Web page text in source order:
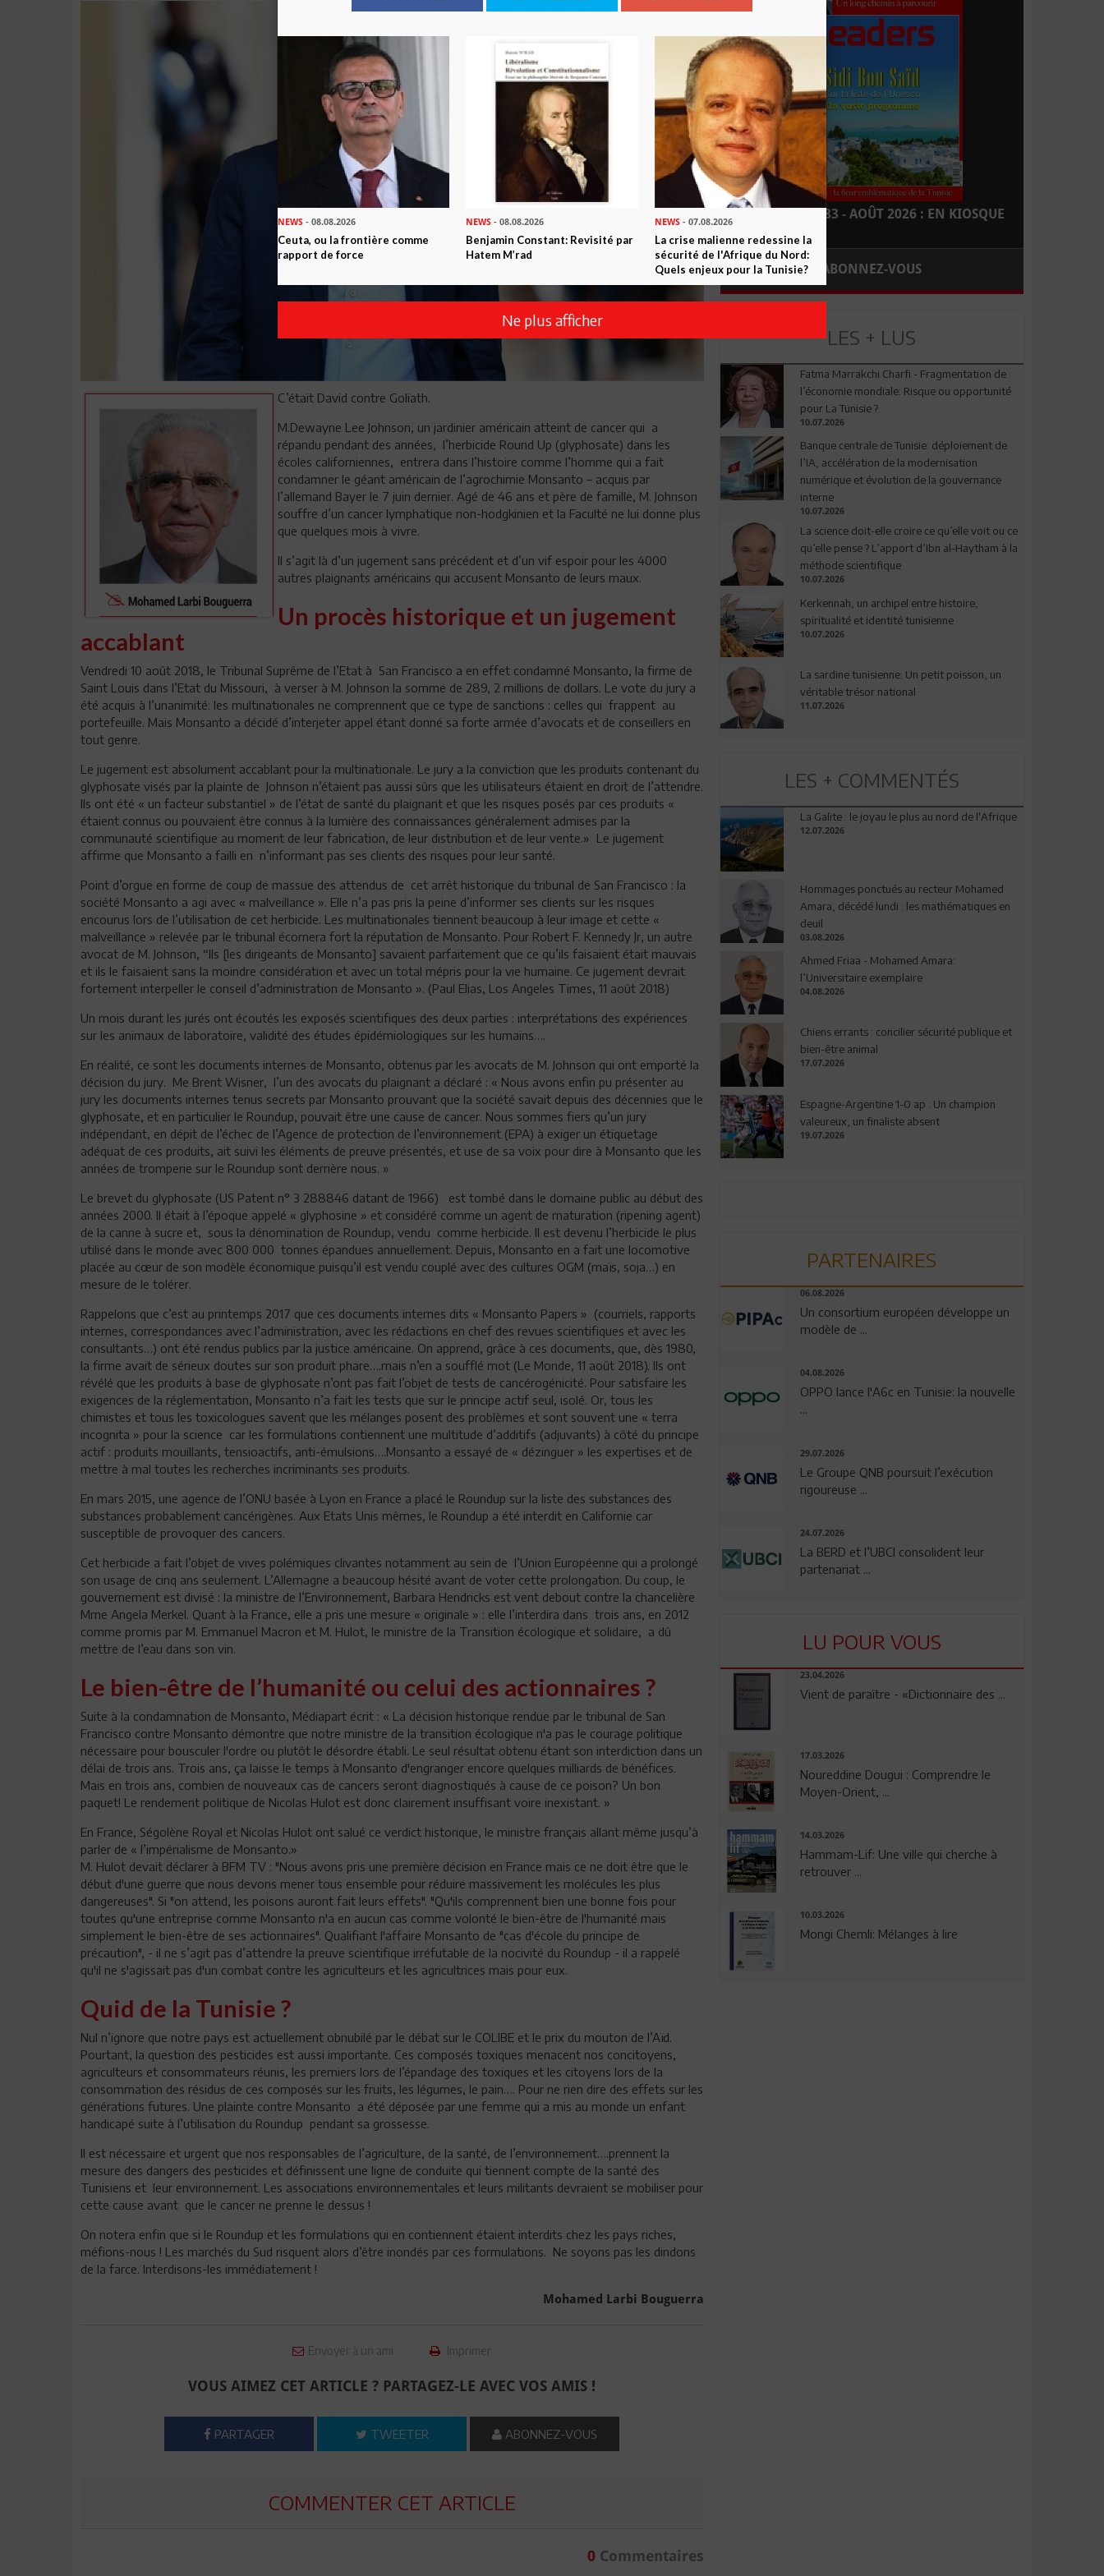
C’était David contre Goliath.
M.Dewayne Lee Johnson, un jardinier américain atteint de cancer qui a
répandu pendant des années, l’herbicide Round Up (glyphosate) dans les
écoles californiennes, entrera dans l’histoire comme l’homme qui a fait
condamner le géant américain de l’agrochimie Monsanto – acquis par
l’allemand Bayer le 7 juin dernier. Agé de 46 ans et père de famille, M. Johnson
souffre d’un cancer lymphatique non-hodgkinien et la Faculté ne lui donne plus
que quelques mois à vivre.
Il s’agit là d’un jugement sans précédent et d’un vif espoir pour les 4000
autres plaignants américains qui accusent Monsanto de leurs maux.
Un procès historique et un jugement
accablant
Vendredi 10 août 2018, le Tribunal Suprême de l’Etat à San Francisco a en effet condamné Monsanto, la firme de
Saint Louis dans l’Etat du Missouri, à verser à M. Johnson la somme de 289, 2 millions de dollars. Le vote du jury a
été acquis à l’unanimité: les multinationales ne comprennent que ce type de sanctions : celles qui frappent au
portefeuille. Mais Monsanto a décidé d’interjeter appel étant donné sa forte armée d’avocats et de conseillers en
tout genre.
Le jugement est absolument accablant pour la multinationale. Le jury a la conviction que les produits contenant du
glyphosate visés par la plainte de Johnson n’étaient pas aussi sûrs que les utilisateurs étaient en droit de l’attendre.
Ils ont été « un facteur substantiel » de l’état de santé du plaignant et que les risques posés par ces produits «
étaient connus ou pouvaient être connus à la lumière des connaissances généralement admises par la
communauté scientifique au moment de leur fabrication, de leur distribution et de leur vente.» Le jugement
affirme que Monsanto a failli en n’informant pas ses clients des risques pour leur santé.
Point d’orgue en forme de coup de massue des attendus de cet arrêt historique du tribunal de San Francisco : la
société Monsanto a agi avec « malveillance ». Elle n’a pas pris la peine d’informer ses clients sur les risques
encourus lors de l’utilisation de cet herbicide. Les multinationales tiennent beaucoup à leur image et cette «
malveillance » relevée par le tribunal écornera fort la réputation de Monsanto. Pour Robert F. Kennedy Jr, un autre
avocat de M. Johnson, “Ils [les dirigeants de Monsanto] savaient parfaitement que ce qu’ils faisaient était mauvais
et ils le faisaient sans la moindre considération et avec un total mépris pour la vie humaine. Ce jugement devrait
fortement interpeller le conseil d’administration de Monsanto ». (Paul Elias, Los Angeles Times, 11 août 2018)
Un mois durant les jurés ont écoutés les exposés scientifiques des deux parties : interprétations des expériences
sur les animaux de laboratoire, validité des études épidémiologiques sur les humains….
En réalité, ce sont les documents internes de Monsanto, obtenus par les avocats de M. Johnson qui ont emporté la
décision du jury. Me Brent Wisner, l’un des avocats du plaignant a déclaré : « Nous avons enfin pu présenter au
jury les documents internes tenus secrets par Monsanto prouvant que la société savait depuis des décennies que le
glyphosate, et en particulier le Roundup, pouvait être une cause de cancer. Nous sommes fiers qu’un jury
indépendant, en dépit de l’échec de l’Agence de protection de l’environnement (EPA) à exiger un étiquetage
adéquat de ces produits, ait suivi les éléments de preuve présentés, et use de sa voix pour dire à Monsanto que les
années de tromperie sur le Roundup sont derrière nous. »
Le brevet du glyphosate (US Patent n° 3 288846 datant de 1966) est tombé dans le domaine public au début des
années 2000. Il était à l’époque appelé « glyphosine » et considéré comme un agent de maturation (ripening agent)
de la canne à sucre et, sous la dénomination de Roundup, vendu comme herbicide. Il est devenu l’herbicide le plus
utilisé dans le monde avec 800 000 tonnes épandues annuellement. Depuis, Monsanto en a fait une locomotive
placée au cœur de son modèle économique puisqu’il est vendu couplé avec des cultures OGM (maïs, soja…) en
mesure de le tolérer.
Rappelons que c’est au printemps 2017 que ces documents internes dits « Monsanto Papers » (courriels, rapports
internes, correspondances avec l’administration, avec les rédactions en chef des revues scientifiques et avec les
consultants…) ont été rendus publics par la justice américaine. On apprend, grâce à ces documents, que, dès 1980,
la firme avait de sérieux doutes sur son produit phare….mais n’en a soufflé mot (Le Monde, 11 août 2018). Ils ont
révélé que les produits à base de glyphosate n’ont pas fait l’objet de tests de cancérogénicité. Pour satisfaire les
exigences de la réglementation, Monsanto n’a fait les tests que sur le principe actif seul, isolé. Or, tous les
chimistes et tous les toxicologues savent que les mélanges posent des problèmes et sont souvent une « terra
incognita » pour la science car les formulations contiennent une multitude d’additifs (adjuvants) à côté du principe
actif : produits mouillants, tensioactifs, anti-émulsions….Monsanto a essayé de « dézinguer » les expertises et de
mettre à mal toutes les recherches incriminants ses produits.
En mars 2015, une agence de l’ONU basée à Lyon en France a placé le Roundup sur la liste des substances des
substances probablement cancérigènes. Aux Etats Unis mêmes, le Roundup a été interdit en Californie car
susceptible de provoquer des cancers.
Cet herbicide a fait l’objet de vives polémiques clivantes notamment au sein de l’Union Européenne qui a prolongé
son usage de cinq ans seulement. L’Allemagne a beaucoup hésité avant de voter cette prolongation. Du coup, le
gouvernement est divisé : la ministre de l’Environnement, Barbara Hendricks est vent debout contre la chancelière
Mme Angela Merkel. Quant à la France, elle a pris une mesure « originale » : elle l’interdira dans trois ans, en 2012
comme promis par M. Emmanuel Macron et M. Hulot, le ministre de la Transition écologique et solidaire, a dû
mettre de l’eau dans son vin.
Le bien-être de l’humanité ou celui des actionnaires ?
Suite à la condamnation de Monsanto, Médiapart écrit : « La décision historique rendue par le tribunal de San
Francisco contre Monsanto démontre que notre ministre de la transition écologique n'a pas le courage politique
nécessaire pour bousculer l'ordre ou plutôt le désordre établi. Le seul résultat obtenu étant son interdiction dans un
délai de trois ans. Trois ans, ça laisse le temps à Monsanto d'engranger encore quelques milliards de bénéfices.
Mais en trois ans, combien de nouveaux cas de cancers seront diagnostiqués à cause de ce poison? Un bon
paquet! Le rendement politique de Nicolas Hulot est donc clairement insuffisant voire inexistant. »
En France, Ségolène Royal et Nicolas Hulot ont salué ce verdict historique, le ministre français allant même jusqu’à
parler de « l’impérialisme de Monsanto.»
M. Hulot devait déclarer à BFM TV : "Nous avons pris une première décision en France mais ce ne doit être que le
début d'une guerre que nous devons mener tous ensemble pour réduire massivement les molécules les plus
dangereuses". Si "on attend, les poisons auront fait leurs effets". "Qu'ils comprennent bien une bonne fois pour
toutes qu'une entreprise comme Monsanto n'a en aucun cas comme volonté le bien-être de l'humanité mais
simplement le bien-être de ses actionnaires". Qualifiant l'affaire Monsanto de "cas d'école du principe de
précaution", - il ne s’agit pas d’attendre la preuve scientifique irréfutable de la nocivité du Roundup - il a rappelé
qu'il ne s'agissait pas d'un combat contre les agriculteurs et les agricultrices mais pour eux.
Quid de la Tunisie ?
Nul n’ignore que notre pays est actuellement obnubilé par le débat sur le COLIBE et le prix du mouton de l’Aïd.
Pourtant, la question des pesticides est aussi importante. Ces composés toxiques menacent nos concitoyens,
agriculteurs et consommateurs réunis, les premiers lors de l’épandage des toxiques et les citoyens lors de la
consommation des résidus de ces composés sur les fruits, les légumes, le pain…. Pour ne rien dire des effets sur les
générations futures. Une plainte contre Monsanto a été déposée par une femme qui a mis au monde un enfant
handicapé suite à l’utilisation du Roundup pendant sa grossesse.
Il est nécessaire et urgent que nos responsables de l’agriculture, de la santé, de l’environnement….prennent la
mesure des dangers des pesticides et définissent une ligne de conduite qui tiennent compte de la santé des
Tunisiens et leur environnement. Les associations environnementales et leurs militants devraient se mobiliser pour
cette cause avant que le cancer ne prenne le dessus !
On notera enfin que si le Roundup et les formulations qui en contiennent étaient interdits chez les pays riches,
méfions-nous ! Les marchés du Sud risquent alors d’être inondés par ces formulations. Ne soyons pas les dindons
de la farce. Interdisons-les immédiatement !
Mohamed Larbi Bouguerra
Envoyer à un ami Imprimer
VOUS AIMEZ CET ARTICLE ? PARTAGEZ-LE AVEC VOS AMIS !
PARTAGER TWEETER ABONNEZ-VOUS
COMMENTER CET ARTICLE
0Commentaires
LEADERS N° 183 - AOÛT 2026 : EN KIOSQUE
ABONNEZ-VOUS
LES + LUS
Fatma Marrakchi Charfi - Fragmentation de
l’économie mondiale: Risque ou opportunité
pour La Tunisie ?
10.07.2026
Banque centrale de Tunisie: déploiement de
l’IA, accélération de la modernisation
numérique et évolution de la gouvernance
interne
10.07.2026
La science doit-elle croire ce qu’elle voit ou ce
qu’elle pense ? L’apport d’Ibn al-Haytham à la
méthode scientifique
10.07.2026
Kerkennah, un archipel entre histoire,
spiritualité et identité tunisienne
10.07.2026
La sardine tunisienne: Un petit poisson, un
véritable trésor national
11.07.2026
LES + COMMENTÉS
La Galite : le joyau le plus au nord de l'Afrique
12.07.2026
Hommages ponctués au recteur Mohamed
Amara, décédé lundi : les mathématiques en
deuil
03.08.2026
Ahmed Friaa - Mohamed Amara:
l’Universitaire exemplaire
04.08.2026
Chiens errants : concilier sécurité publique et
bien-être animal
17.07.2026
Espagne-Argentine 1-0 ap : Un champion
valeureux, un finaliste absent
19.07.2026
PARTENAIRES
06.08.2026
Un consortium européen développe un
modèle de ...
04.08.2026
OPPO lance l'A6c en Tunisie: la nouvelle
...
29.07.2026
Le Groupe QNB poursuit l’exécution
rigoureuse ...
24.07.2026
La BERD et l’UBCI consolident leur
partenariat ...
LU POUR VOUS
23.04.2026
Vient de paraître - «Dictionnaire des ...
17.03.2026
Noureddine Dougui : Comprendre le
Moyen-Orient, ...
14.03.2026
Hammam-Lif: Une ville qui cherche à
retrouver ...
10.03.2026
Mongi Chemli: Mélanges à lire
NEWS - 08.08.2026
Ceuta, ou la frontière comme
rapport de force
NEWS - 08.08.2026
Benjamin Constant: Revisité par
Hatem M’rad
NEWS- 07.08.2026
La crise malienne redessine la
sécurité de l'Afrique du Nord:
Quels enjeux pour la Tunisie?
Ne plus afficher